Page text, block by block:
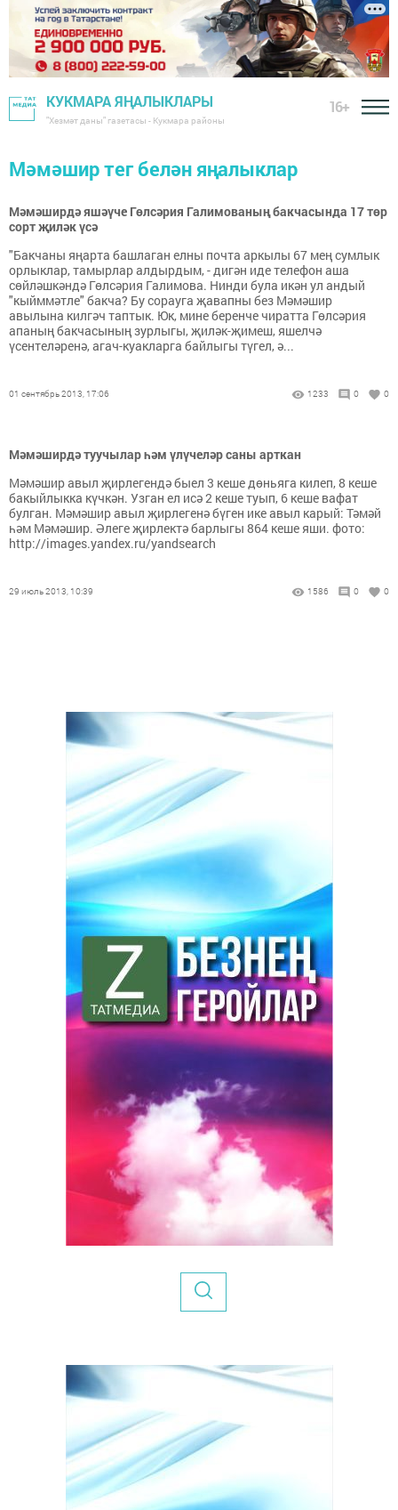
КУКМАРА ЯҢАЛЫКЛАРЫ
"Хезмәт даны" газетасы - Кукмара районы
16+
Мәмәшир тег белән яңалыклар
Мәмәширдә яшәүче Гөлсәрия Галимованың бакчасында 17 төр
сорт җиләк үсә
"Бакчаны яңарта башлаган елны почта аркылы 67 мең сумлык
орлыклар, тамырлар алдырдым, - дигән иде телефон аша
сөйләшкәндә Гөлсәрия Галимова. Нинди була икән ул андый
"кыйммәтле" бакча? Бу сорауга җавапны без Мәмәшир
авылына килгәч таптык. Юк, мине беренче чиратта Гөлсәрия
апаның бакчасының зурлыгы, җиләк-җимеш, яшелчә
үсентеләренә, агач-куакларга байлыгы түгел, ә...
01 сентябрь 2013, 17:06 1233 0 0
Мәмәширдә туучылар һәм үлүчеләр саны арткан
Мәмәшир авыл җирлегендә быел 3 кеше дөньяга килеп, 8 кеше
бакыйлыкка күчкән. Узган ел исә 2 кеше туып, 6 кеше вафат
булган. Мәмәшир авыл җирлегенә бүген ике авыл карый: Тәмәй
һәм Мәмәшир. Әлеге җирлектә барлыгы 864 кеше яши. фото:
http://images.yandex.ru/yandsearch
29 июль 2013, 10:39 1586 0 0